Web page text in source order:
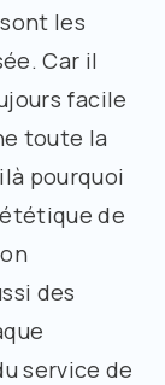
les
Car il
facile
toute la
pourquoi
de
des
service de